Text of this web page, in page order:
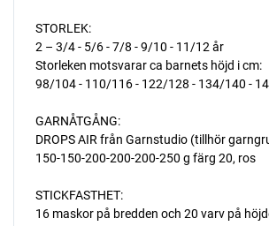
STORLEK:
2 – 3/4 - 5/6 - 7/8 - 9/10 - 11/12 år
Storleken motsvarar ca barnets höjd i cm:
98/104 - 110/116 - 122/128 - 134/140 -
GARNÅTGÅNG:
DROPS AIR från Garnstudio (tillhör
150-150-200-200-200-250 g färg 20, ros
STICKFASTHET:
16 maskor på bredden och 20 varv på